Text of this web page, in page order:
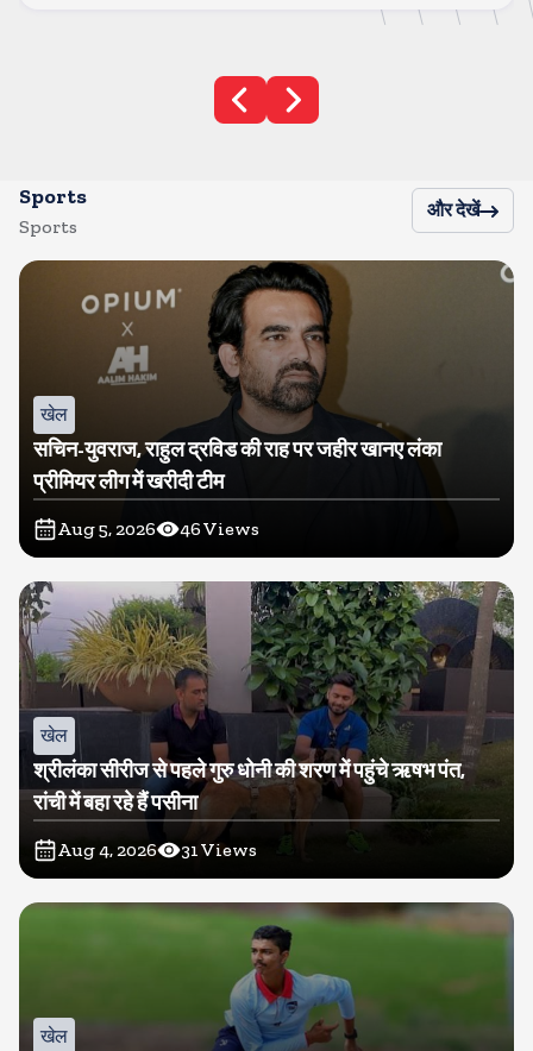
Sports
Sports
और देखें
खेल
सचिन-युवराज, राहुल द्रविड की राह पर जहीर खानए लंका
प्रीमियर लीग में खरीदी टीम
Aug 5, 2026 46Views
खेल
श्रीलंका सीरीज से पहले गुरु धोनी की शरण में पहुंचे ऋषभ पंत,
रांची में बहा रहे हैं पसीना
Aug 4, 2026 31Views
खेल